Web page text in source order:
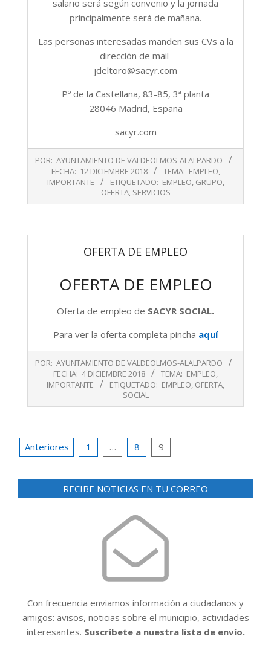
salario será según convenio y la jornada
principalmente será de mañana.
Las personas interesadas manden sus CVs a la
dirección de mail
jdeltoro@sacyr.com
Pº de la Castellana, 83-85, 3ª planta
28046 Madrid, España
sacyr.com
12-
POR: AYUNTAMIENTO DE VALDEOLMOS-ALALPARDO
FECHA: 12 DICIEMBRE 2018 TEMA: EMPLEO,
IMPORTANTE
ETIQUETADO: EMPLEO, GRUPO,
OFERTA, SERVICIOS
OFERTA DE EMPLEO
OFERTA DE EMPLEO
Oferta de empleo de SACYR SOCIAL.
Para ver la oferta completa pincha aquí
12-
POR: AYUNTAMIENTO DE VALDEOLMOS-ALALPARDO
FECHA: 4 DICIEMBRE 2018 TEMA: EMPLEO,
IMPORTANTE
ETIQUETADO: EMPLEO, OFERTA,
SOCIAL
Paginación
entradas
Anteriores 1 … 8 9
RECIBE NOTICIAS EN TU CORREO
Con frecuencia enviamos información a ciudadanos y
amigos: avisos, noticias sobre el municipio, actividades
interesantes. Suscríbete a nuestra lista de envío.